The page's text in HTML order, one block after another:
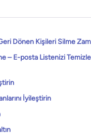
Dönen Kişileri Silme
– E-posta Listenizi
İyileştirin